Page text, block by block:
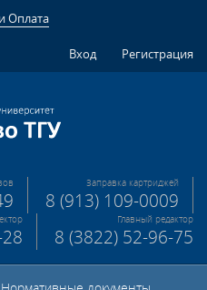
Оплата
Вход
Регистрация
Заправка картриджей
8 (913) 109-0009
Главный редактор
8 (3822) 52-96-75